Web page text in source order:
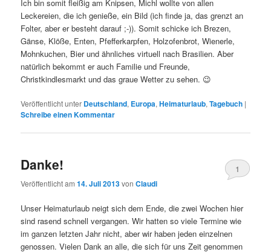
Ich bin somit fleißig am Knipsen, Michl wollte von allen
Leckereien, die ich genieße, ein Bild (ich finde ja, das grenzt an
Folter, aber er besteht darauf ;-)). Somit schicke ich Brezen,
Gänse, Klöße, Enten, Pfefferkarpfen, Holzofenbrot, Wienerle,
Mohnkuchen, Bier und ähnliches virtuell nach Brasilien. Aber
natürlich bekommt er auch Familie und Freunde,
Christkindlesmarkt und das graue Wetter zu sehen. 😉
Veröffentlicht unter Deutschland, Europa,Heimaturlaub,Tagebuch |
Schreibe einen Kommentar
Danke!
Veröffentlicht am14. Juli 2013vonClaudi
1
Unser Heimaturlaub neigt sich dem Ende, die zwei Wochen hier
sind rasend schnell vergangen. Wir hatten so viele Termine wie
im ganzen letzten Jahr nicht, aber wir haben jeden einzelnen
genossen. Vielen Dank an alle, die sich für uns Zeit genommen